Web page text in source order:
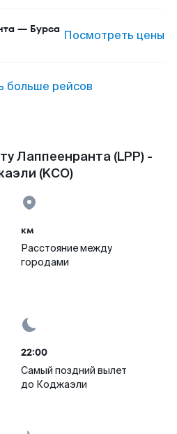
— Бурса Посмотреть цены
больше рейсов
Лаппеенранта (LPP) -
(KCO)
км
Расстояние между
городами
22:00
Самый поздний вылет
до Коджаэли